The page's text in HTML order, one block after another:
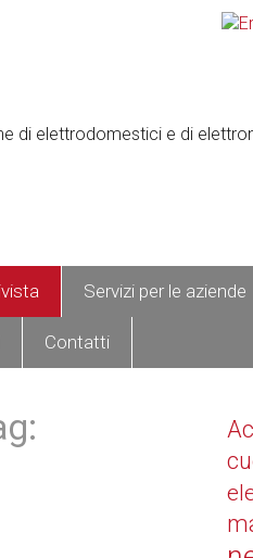
Servizi per le aziende
Contatti